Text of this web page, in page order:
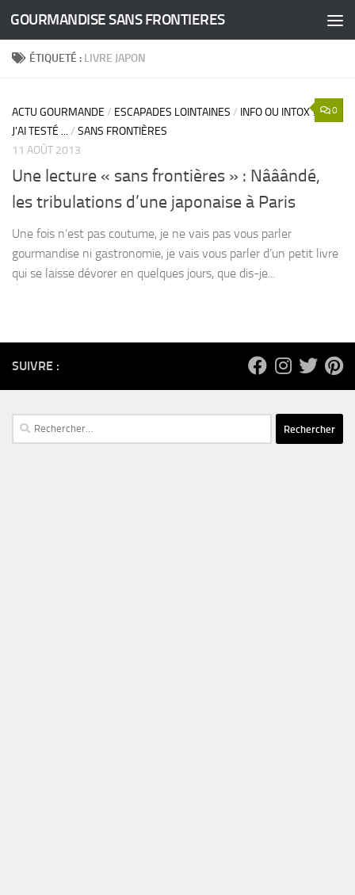
Skip to content
GOURMANDISE SANS FRONTIERES
ÉTIQUETÉ : LIVRE JAPON
0
ACTU GOURMANDE / ESCAPADES LOINTAINES / INFO OU INTOX ? /
J'AI TESTÉ ... / SANS FRONTIÈRES
11 AOÛT 2013
Une lecture « sans frontières » : Nââândé,
les tribulations d’une japonaise à Paris
Une fois n’est pas coutume, je ne vais pas vous parler
gourmandise ni gastronomie, je vais vous parler d’un petit livre
qui se laisse dévorer en quelques jours, que dis-je...
SUIVRE :
Rechercher :